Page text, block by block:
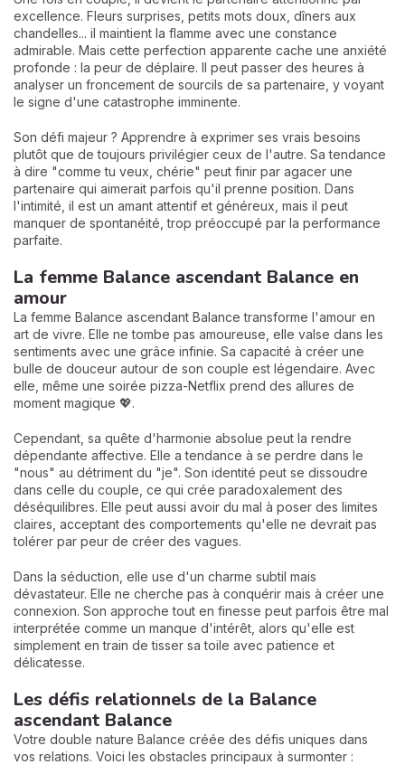
excellence. Fleurs surprises, petits mots doux, dîners aux
chandelles... il maintient la flamme avec une constance
admirable. Mais cette perfection apparente cache une anxiété
profonde : la peur de déplaire. Il peut passer des heures à
analyser un froncement de sourcils de sa partenaire, y voyant
le signe d'une catastrophe imminente.
Son défi majeur ? Apprendre à exprimer ses vrais besoins
plutôt que de toujours privilégier ceux de l'autre. Sa tendance
à dire "comme tu veux, chérie" peut finir par agacer une
partenaire qui aimerait parfois qu'il prenne position. Dans
l'intimité, il est un amant attentif et généreux, mais il peut
manquer de spontanéité, trop préoccupé par la performance
parfaite.
La femme Balance ascendant Balance en
amour
La femme Balance ascendant Balance transforme l'amour en
art de vivre. Elle ne tombe pas amoureuse, elle valse dans les
sentiments avec une grâce infinie. Sa capacité à créer une
bulle de douceur autour de son couple est légendaire. Avec
elle, même une soirée pizza-Netflix prend des allures de
moment magique 💖.
Cependant, sa quête d'harmonie absolue peut la rendre
dépendante affective. Elle a tendance à se perdre dans le
"nous" au détriment du "je". Son identité peut se dissoudre
dans celle du couple, ce qui crée paradoxalement des
déséquilibres. Elle peut aussi avoir du mal à poser des limites
claires, acceptant des comportements qu'elle ne devrait pas
tolérer par peur de créer des vagues.
Dans la séduction, elle use d'un charme subtil mais
dévastateur. Elle ne cherche pas à conquérir mais à créer une
connexion. Son approche tout en finesse peut parfois être mal
interprétée comme un manque d'intérêt, alors qu'elle est
simplement en train de tisser sa toile avec patience et
délicatesse.
Les défis relationnels de la Balance
ascendant Balance
Votre double nature Balance créée des défis uniques dans
vos relations. Voici les obstacles principaux à surmonter :